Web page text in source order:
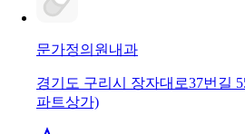
문가정의원 내과
경기도 구리시 장자대로37번길
파트상가)